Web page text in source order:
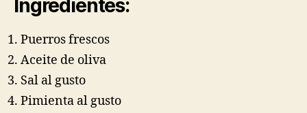
Ingredientes:
Puerros frescos
Aceite de oliva
Sal al gusto
Pimienta al gusto